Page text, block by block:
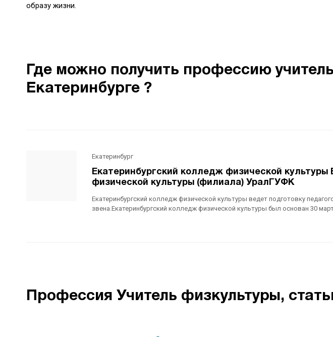
образу жизни.
Где можно получить профессию
Екатеринбурге ?
Екатеринбург
Екатеринбургский колледж физической культуры
физической культуры (филиала) УралГУФК
Екатеринбургский колледж физической культуры ведет подготовку
звена.Екатеринбургский колледж физической культуры был основан 30
Профессия Учитель физкультуры,